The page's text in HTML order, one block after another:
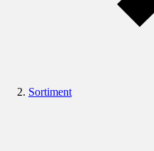
Sortiment